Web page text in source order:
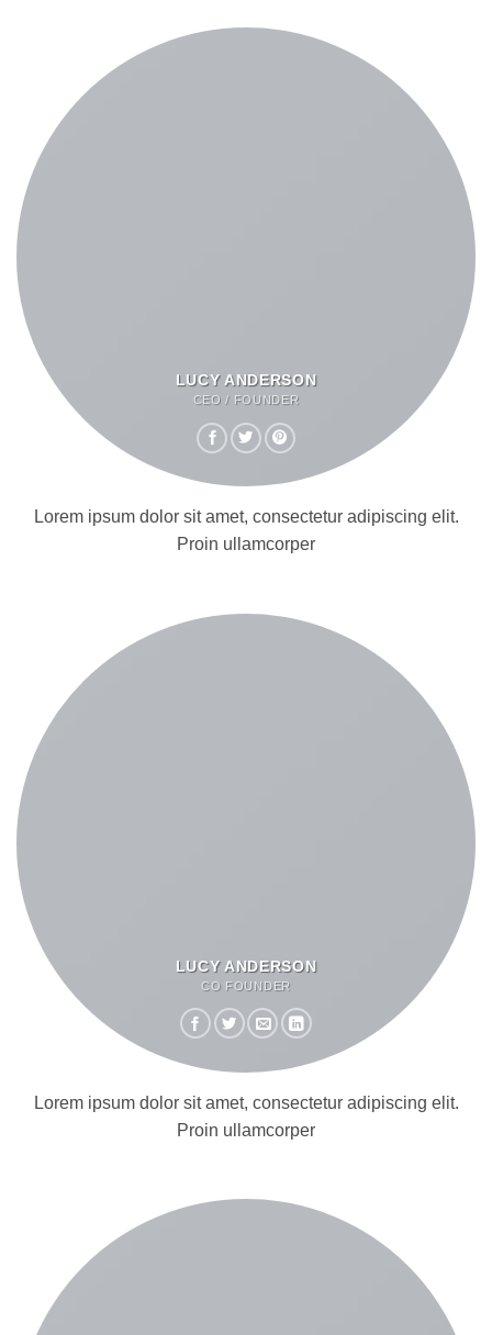
LUCY ANDERSON
CEO / FOUNDER
Lorem ipsum dolor sit amet, consectetur adipiscing elit.
Proin ullamcorper
LUCY ANDERSON
CO FOUNDER
Lorem ipsum dolor sit amet, consectetur adipiscing elit.
Proin ullamcorper